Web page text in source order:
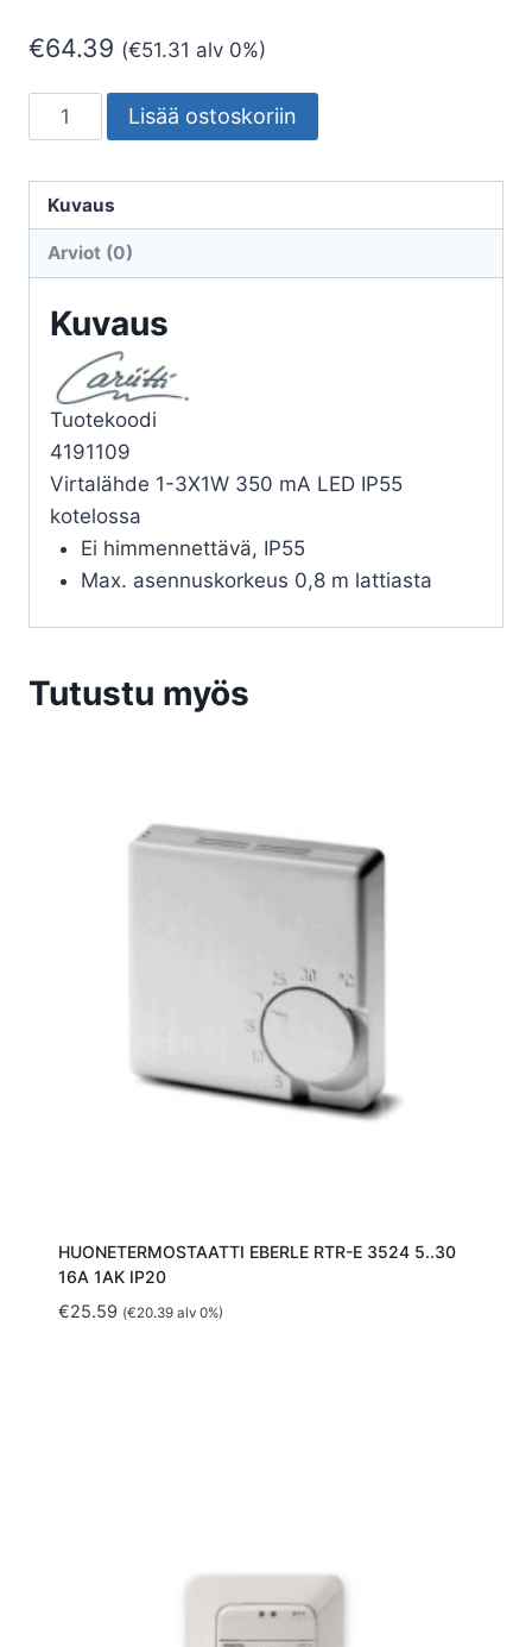
€64.39 (€51.31 alv 0%)
VIRTALÄHDE
1-
350mA
LED
Lisää ostoskoriin
Kuvaus
Arviot (0)
Kuvaus
Tuotekoodi
4191109
Virtalähde 1-3X1W 350 mA LED IP55
kotelossa
Ei himmennettävä, IP55
Max. asennuskorkeus 0,8 m lattiasta
Tutustu myös
HUONETERMOSTAATTI EBERLE RTR-E 3524 5..30
16A 1AK IP20
€25.59 (€20.39alv 0%)